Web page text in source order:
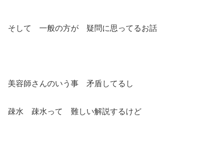
そして 一般の方が 疑問に思ってるお話
美容師さんのいう事 矛盾してるし
疎水 疎水って 難しい解説するけど